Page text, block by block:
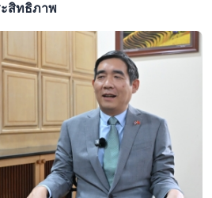
สิทธิภาพ